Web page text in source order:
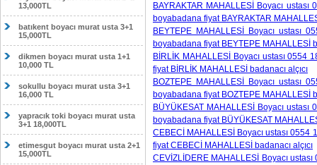
13,000TL
batıkent boyacı murat usta 3+1
15,000TL
dikmen boyacı murat usta 1+1
10,000 TL
sokullu boyacı murat usta 3+1
16,000 TL
yapracık toki boyacı murat usta
3+1 18,000TL
etimesgut boyacı murat usta 2+1
15,000TL
BAYRAKTAR MAHALLESİ Boyacı
boyabadana fiyat BAYRAKTAR
BEYTEPE MAHALLESİ Boyacı ustası
boyabadana fiyat BEYTEPE MAHALLESİ
BİRLİK MAHALLESİ Boyacı ustası 0554
fiyat BİRLİK MAHALLESİ badanacı alçıcı
BOZTEPE MAHALLESİ Boyacı ustası
boyabadana fiyat BOZTEPE MAHALLESİ
BÜYÜKESAT MAHALLESİ Boyacı
boyabadana fiyat BÜYÜKESAT
CEBECİ MAHALLESİ Boyacı ustası
fiyat CEBECİ MAHALLESİ badanacı alçıcı
CEVİZLİDERE MAHALLESİ Boyacı